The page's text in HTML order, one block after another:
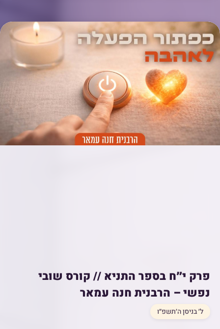
פרק י״ח בספר התניא // קורס שובי
נפשי – הרבנית חנה עמאר
ל׳ בניסן ה׳תשפ״ו